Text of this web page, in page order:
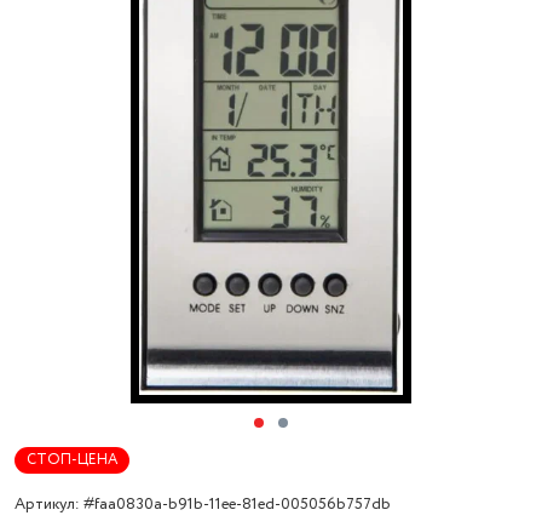
СТОП-ЦЕНА
Артикул: #faa0830a-b91b-11ee-81ed-005056b757db